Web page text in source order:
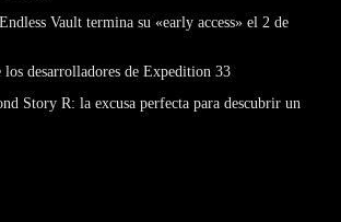
Vault termina su «early access» el 2 de
desarrolladores de Expedition 33
Story R: la excusa perfecta para descubrir un